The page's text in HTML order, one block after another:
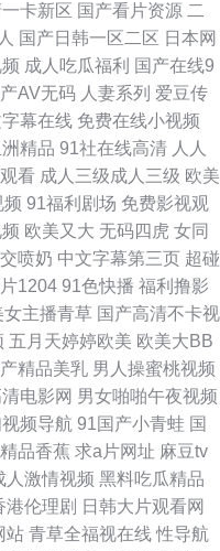
视频91在线 欧美肥老女hd 深夜
情 免费看黄色片子 日韩无码社
品 91综合在线观看 岛国肏逼在
97在线观看 福利微拍在线导航
五成人网站 91亚洲精华 欧美亚
欧美第四页 内射网站国产二区
快播网 91熟女网 国产干逼电影
超碰在线97日本 激情综合社区
月天导航网 老司机激情网 三级
卡新区 国产看片资源 二
国产日韩一区二区 日本网
成人吃瓜福利 国产在线9
AV无码 人妻系列 爱豆传
幕在线 免费在线小视频
精品 91社在线高清 人人
看 成人三级成人三级 欧美
频 91福利剧场 免费影视观
欧美又大 无码四虎 女同
喷奶 中文字幕第三页 超碰
1204 91色快播 福利撸影
女主播青草 国产高清不卡视
五月天婷婷欧美 欧美大BB
精品美乳 男人操蜜桃视频
电影网 男女啪啪午夜视频
频导航 91国产小青蛙 国
精品香蕉 求a片网址 麻豆tv
人激情视频 黑料吃瓜精品
港伦理剧 日韩大片观看网
站 青草全福视在线 性导航